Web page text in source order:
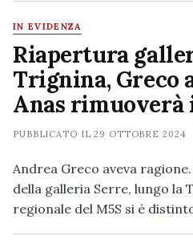
IN EVIDENZA
Riapertura
Trignina, Greco
Anas rimuoverà
PUBBLICATO IL29 OTTOBRE 2024
Andrea Greco aveva
della galleria Serre, lungo la
regionale del M5S si è